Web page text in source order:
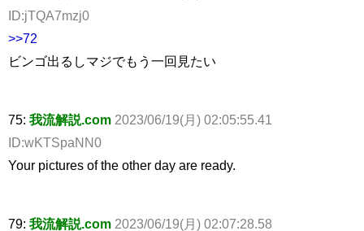
ID:jTQA7mzj0
>>72
ビンゴ出るしマジでもう一回見たい
75: 我流解説.com 2023/06/19(月) 02:05:55.41
ID:wKTSpaNN0
Your pictures of the other day are ready.
79: 我流解説.com 2023/06/19(月) 02:07:28.58